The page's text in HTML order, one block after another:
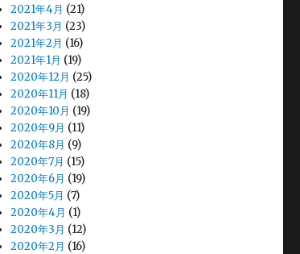
2021年4月 (21)
2021年3月 (23)
2021年2月 (16)
2021年1月 (19)
2020年12月 (25)
2020年11月 (18)
2020年10月 (19)
2020年9月 (11)
2020年8月 (9)
2020年7月 (15)
2020年6月 (19)
2020年5月 (7)
2020年4月 (1)
2020年3月 (12)
2020年2月 (16)